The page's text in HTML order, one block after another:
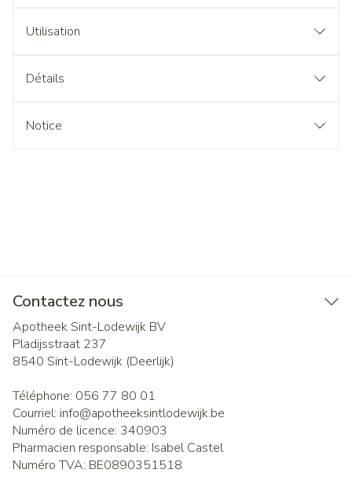
Utilisation
Détails
Notice
Contactez nous
Apotheek Sint-Lodewijk BV
Pladijsstraat 237
8540 Sint-Lodewijk (Deerlijk)
Téléphone: 056 77 80 01
Courriel: info@apotheeksintlodewijk.be
Numéro de licence: 340903
Pharmacien responsable: Isabel Castel
Numéro TVA: BE0890351518